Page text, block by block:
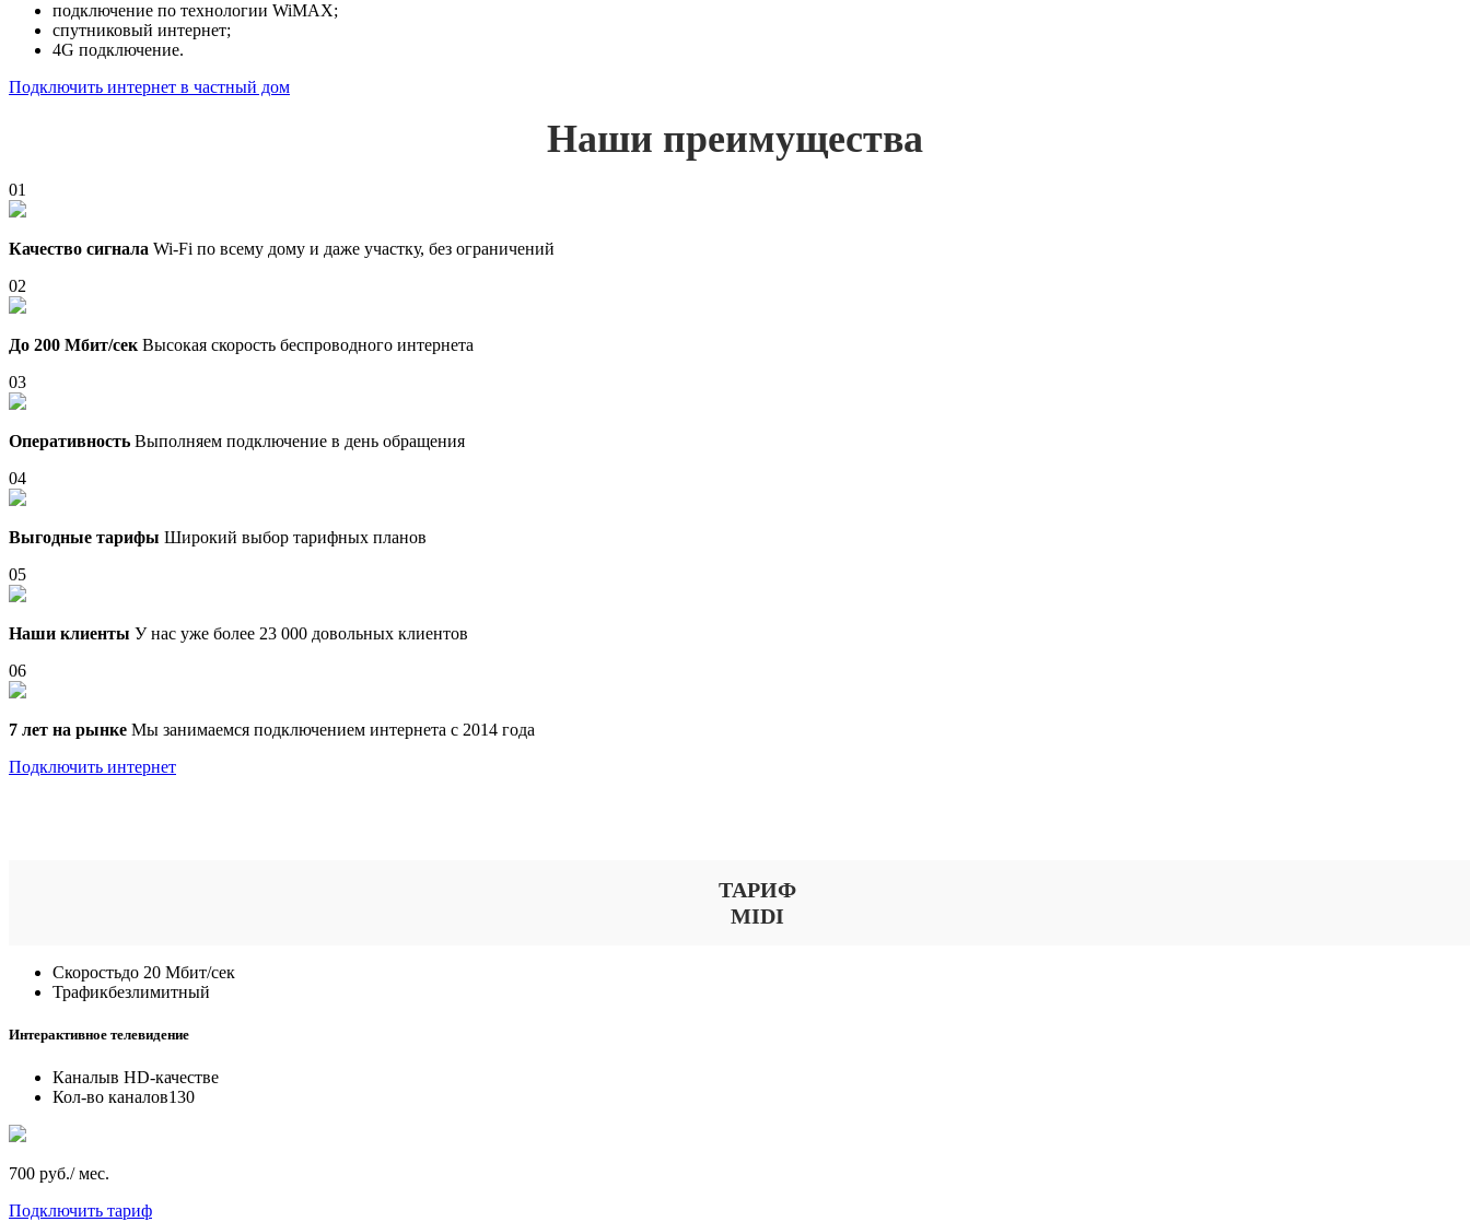
подключение по технологии WiMAX;
спутниковый интернет;
4G подключение.
Подключить интернет в частный дом
Наши преимущества
01
Качество сигнала Wi-Fi по всему дому и даже участку, без ограничений
02
До 200 Мбит/сек Высокая скорость беспроводного интернета
03
Оперативность Выполняем подключение в день обращения
04
Выгодные тарифы Широкий выбор тарифных планов
05
Наши клиенты У нас уже более 23 000 довольных клиентов
06
7 лет на рынке Мы занимаемся подключением интернета с 2014 года
Подключить интернет
ТАРИФ
MIDI
Скоростьдо 20 Мбит/сек
Трафикбезлимитный
Интерактивное телевидение
Каналыв HD-качестве
Кол-во каналов130
700 руб./ мес.
Подключить тариф